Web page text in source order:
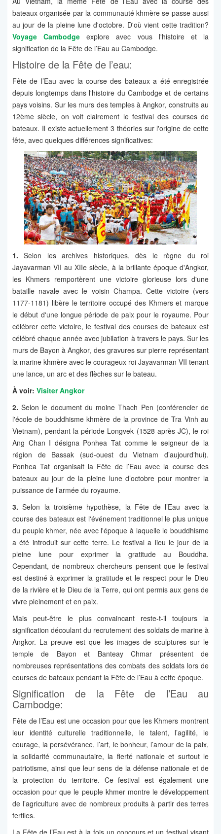
bateaux organisée par la communauté khmère se passe aussi
au jour de la pleine lune d'octobre. D'où vient cette tradition?
Voyage Cambodge explore avec vous l'histoire et la
signification de la Fête de l’Eau au Cambodge.
Histoire de la Fête de l’eau:
Fête de l’Eau avec la course des bateaux a été enregistrée
depuis longtemps dans l'histoire du Cambodge et de certains
pays voisins. Sur les murs des temples à Angkor, construits au
12ème siècle, on voit clairement le festival des courses de
bateaux. Il existe actuellement 3 théories sur l'origine de cette
fête, avec quelques différences significatives:
1. Selon les archives historiques, dès le règne du roi
Jayavarman VII au XIIe siècle, à la brillante époque d'Angkor,
les Khmers remportèrent une victoire glorieuse lors d'une
bataille navale avec le voisin Champa. Cette victoire (vers
1177-1181) libère le territoire occupé des Khmers et marque
le début d'une longue période de paix pour le royaume. Pour
célébrer cette victoire, le festival des courses de bateaux est
célébré chaque année avec jubilation à travers le pays. Sur les
murs de Bayon à Angkor, des gravures sur pierre représentant
la marine khmère avec le courageux roi Jayavarman VII tenant
une lance, un arc et des flèches sur le bateau.
À voir: Visiter Angkor
2. Selon le document du moine Thach Pen (conférencier de
l'école de bouddhisme khmère de la province de Tra Vinh au
Vietnam), pendant la période Longvek (1528 après JC), le roi
Ang Chan I désigna Ponhea Tat comme le seigneur de la
région de Bassak (sud-ouest du Vietnam d’aujourd'hui).
Ponhea Tat organisait la Fête de l’Eau avec la course des
bateaux au jour de la pleine lune d’octobre pour montrer la
puissance de l’armée du royaume.
3. Selon la troisième hypothèse, la Fête de l’Eau avec la
course des bateaux est l'événement traditionnel le plus unique
du peuple khmer, née avec l'époque à laquelle le bouddhisme
a été introduit sur cette terre. Le festival a lieu le jour de la
pleine lune pour exprimer la gratitude au Bouddha.
Cependant, de nombreux chercheurs pensent que le festival
est destiné à exprimer la gratitude et le respect pour le Dieu
de la rivière et le Dieu de la Terre, qui ont permis aux gens de
vivre pleinement et en paix.
Mais peut-être le plus convaincant reste-t-il toujours la
signification découlant du recrutement des soldats de marine à
Angkor. La preuve est que les images de sculptures sur le
temple de Bayon et Banteay Chmar présentent de
nombreuses représentations des combats des soldats lors de
courses de bateaux pendant la Fête de l’Eau à cette époque.
Signification de la Fête de l’Eau au
Cambodge:
Fête de l’Eau est une occasion pour que les Khmers montrent
leur identité culturelle traditionnelle, le talent, l’agilité, le
courage, la persévérance, l’art, le bonheur, l’amour de la paix,
la solidarité communautaire, la fierté nationale et surtout le
patriotisme, ainsi que leur sens de la défense nationale et de
la protection du territoire. Ce festival est également une
occasion pour que le peuple khmer montre le développement
de l’agriculture avec de nombreux produits à partir des terres
fertiles.